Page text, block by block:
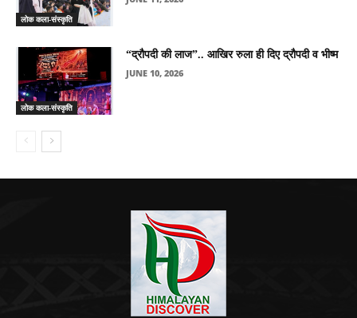
लोक कला-संस्कृति
लोक कला-संस्कृति
“द्रौपदी की लाज”.. आखिर रुला ही दिए द्रौपदी व भीष्म
JUNE 10, 2026